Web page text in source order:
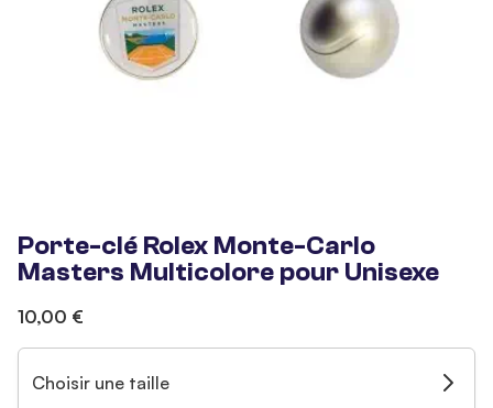
Porte-clé Rolex Monte-Carlo
Masters Multicolore pour Unisexe
10,00 €
Choisir une taille